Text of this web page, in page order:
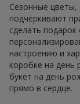
Сезонные цветы,
подчёркивают
сделать
настроению и
коробке на день
букет на день
прямо в сердце.